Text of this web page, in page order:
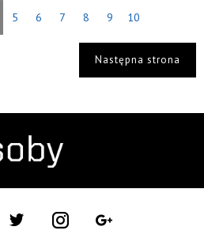
5 6 7 8 9 10
Następna strona